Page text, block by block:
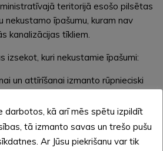
teritorijā esošo pilsētas
nekustamo īpašumu, kuram nav
kanalizācijas tīkliem.
izsekot, kuri nekustamie īpašumi:
un attīrīšanai izmanto rūpnieciski
– rūpnieciski ražotu vai individuāli
vai vairākām kamerām cilvēka
darbotos, kā arī mēs spētu izpildīt
tā izmanto savas un trešo pušu
Ar Jūsu piekrišanu var tik